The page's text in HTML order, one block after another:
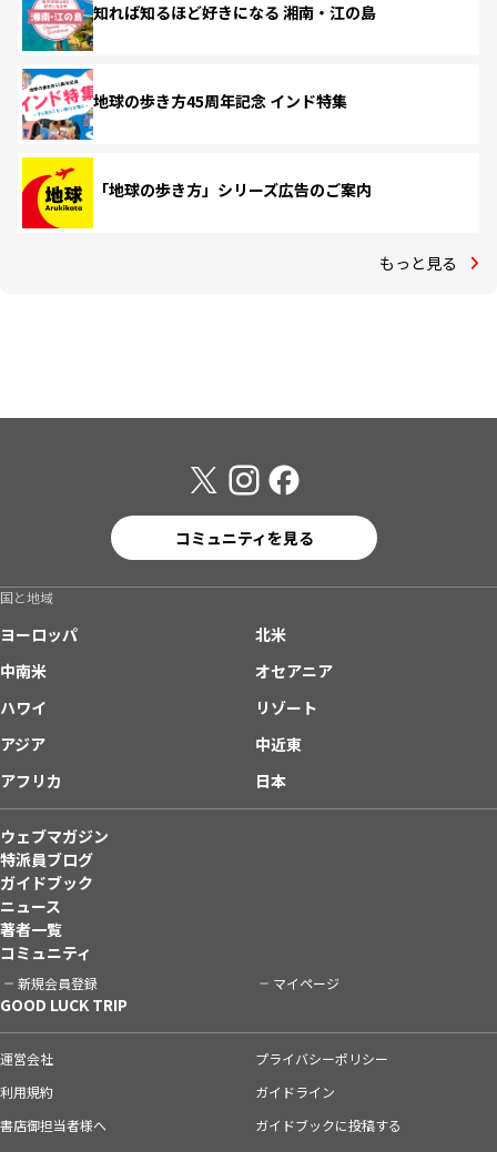
知れば知るほど好きになる 湘南・江の島
地球の歩き方45周年記念 インド特集
「地球の歩き方」シリーズ広告のご案内
もっと見る
コミュニティを見る
国と地域
ヨーロッパ
北米
中南米
オセアニア
ハワイ
リゾート
アジア
中近東
アフリカ
日本
ウェブマガジン
特派員ブログ
ガイドブック
ニュース
著者一覧
コミュニティ
新規会員登録 マイページ
GOOD LUCK TRIP
運営会社
プライバシーポリシー
利用規約
ガイドライン
書店御担当者様へ
ガイドブックに投稿する